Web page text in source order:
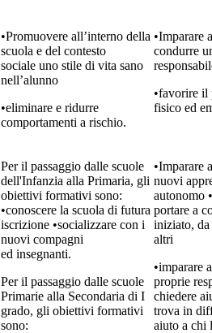
•Promuovere all’interno della
scuola e del contesto
sociale uno stile di vita sano
nell’alunno
•eliminare e ridurre
comportamenti a rischio.
•Imparare
condurre
•favorire il
fisico ed
Per il passaggio dalle scuole
dell'Infanzia alla Primaria, gli
obiettivi formativi sono:
•conoscere la scuola di futura
iscrizione •socializzare con i
nuovi compagni
ed insegnanti.
Per il passaggio dalle scuole
Primarie alla Secondaria di I
grado, gli obiettivi formativi
sono:
•Imparare
nuovi
autonomo
portare a
iniziato, da
altri
•imparare
proprie
chiedere
trova in
aiuto a chi